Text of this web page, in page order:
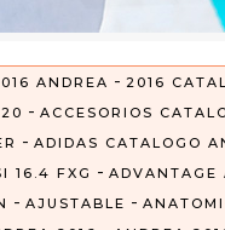
ANDREA - 2016
- ACCESORIOS
- ADIDAS CATALOGO
16.4 FXG - ADVANTAGE
- AJUSTABLE -